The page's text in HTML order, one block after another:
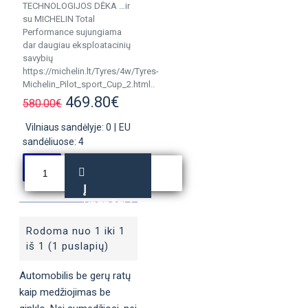
TECHNOLOGIJOS DĖKA …ir
su MICHELIN Total
Performance sujungiama
dar daugiau eksploatacinių
savybių
https://michelin.lt/Tyres/4w/Tyres-
Michelin_Pilot_sport_Cup_2.html..
580.00€ 469.80€
Vilniaus sandėlyje: 0
EU
sandėliuose: 4
Į
KREPŠELĮ
Rodoma nuo 1 iki 1
iš 1 (1 puslapių)
Automobilis be gerų ratų
kaip medžiojimas be